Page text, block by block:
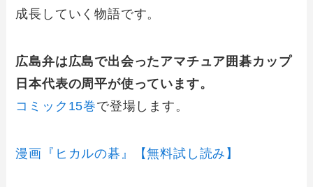
成長していく物語です。
広島弁は広島で出会ったアマチュア囲碁カップ
日本代表の周平が使っています。
コミック15巻で登場します。
漫画『ヒカルの碁』【無料試し読み】